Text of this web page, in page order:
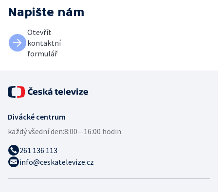
Napište nám
Otevřít
kontaktní
formulář
Divácké centrum
každý všední den:8:00—16:00 hodin
261 136 113
info@ceskatelevize.cz